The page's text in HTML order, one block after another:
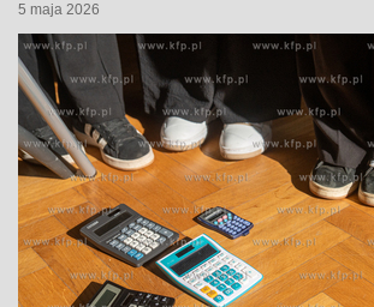
5 maja 2026